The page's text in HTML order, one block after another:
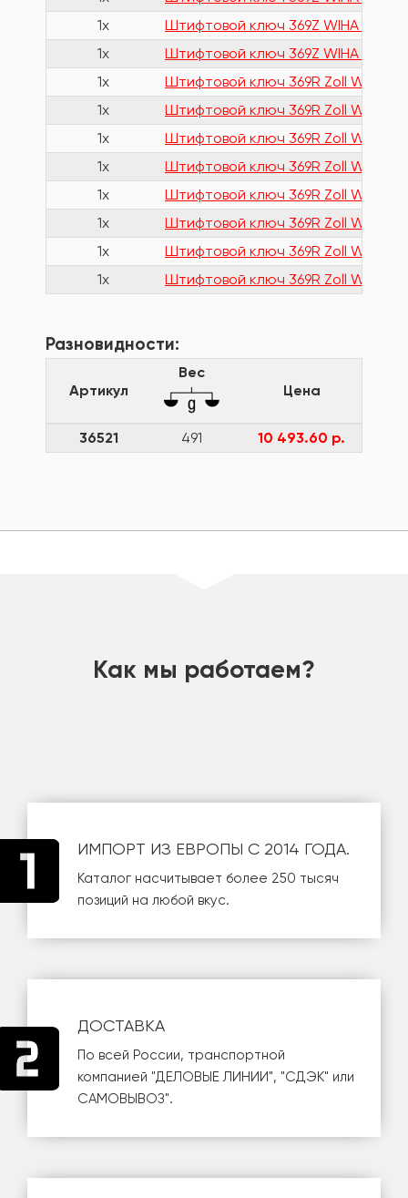
1x
Штифтовой ключ 369Z WIHA 29473
1x
Штифтовой ключ 369Z WIHA 29475
1x
Штифтовой ключ 369R Zoll WIHA
1x
Штифтовой ключ 369R Zoll WIHA
1x
Штифтовой ключ 369R Zoll WIHA
1x
Штифтовой ключ 369R Zoll WIHA
1x
Штифтовой ключ 369R Zoll WIHA
1x
Штифтовой ключ 369R Zoll WIHA
1x
Штифтовой ключ 369R Zoll WIHA
1x
Штифтовой ключ 369R Zoll WIHA
Разновидности:
Артикул
Вес
Цена
36521 491 10 493.60 р.
Как мы работаем?
ИМПОРТ ИЗ ЕВРОПЫ С 2014 ГОДА.
Каталог насчитывает более 250 тысяч
позиций на любой вкус.
ДОСТАВКА
По всей России, транспортной
компанией "ДЕЛОВЫЕ ЛИНИИ", "СДЭК" или
САМОВЫВОЗ".